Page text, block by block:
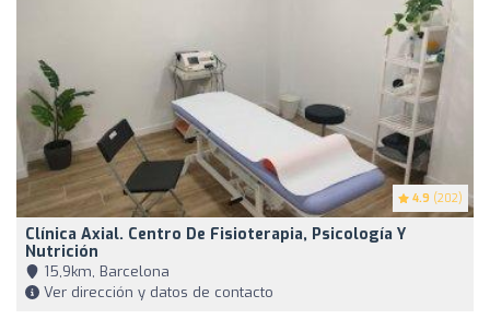
4.9 (202)
Clínica Axial. Centro De Fisioterapia, Psicología Y
Nutrición
15,9km, Barcelona
Ver dirección y datos de contacto